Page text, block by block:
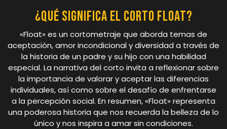
¿Qué significa el corto float?
«Float» es un cortometraje que aborda temas de
aceptación, amor incondicional y diversidad a través de
la historia de un padre y su hijo con una habilidad
especial. La narrativa del corto invita a reflexionar sobre
la importancia de valorar y aceptar las diferencias
individuales, así como sobre el desafío de enfrentarse
a la percepción social. En resumen, «Float» representa
una poderosa historia que nos recuerda la belleza de lo
único y nos inspira a amar sin condiciones.